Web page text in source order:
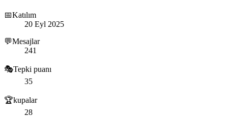
📅Katılım
20 Eyl 2025
💬Mesajlar
241
🎭Tepki puanı
35
🏆kupalar
28